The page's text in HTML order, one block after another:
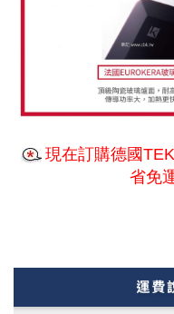
現在訂購德國
省免